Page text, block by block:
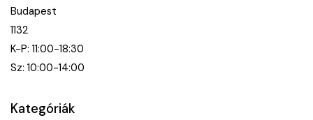
Budapest
1132
K-P: 11:00-18:30
Sz: 10:00-14:00
Kategóriák